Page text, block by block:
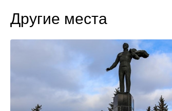
Другие места